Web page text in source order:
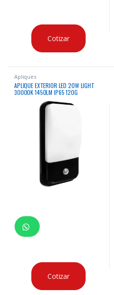
Cotizar
Apliques
APLIQUE EXTERIOR LED 20W LIGHT
30000K 1450LM IP65 120G
150X86X300MM SENSOR 180-240V-
Cotizar